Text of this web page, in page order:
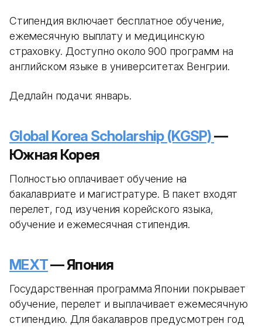
Стипендия включает бесплатное обучение,
ежемесячную выплату и медицинскую
страховку. Доступно около 900 программ на
английском языке в университетах Венгрии.
Дедлайн подачи: январь.
Global Korea Scholarship (KGSP)—
Южная Корея
Полностью оплачивает обучение на
бакалавриате и магистратуре. В пакет входят
перелет, год изучения корейского языка,
обучение и ежемесячная стипендия.
MEXT— Япония
Государственная программа Японии покрывает
обучение, перелет и выплачивает ежемесячную
стипендию. Для бакалавров предусмотрен год